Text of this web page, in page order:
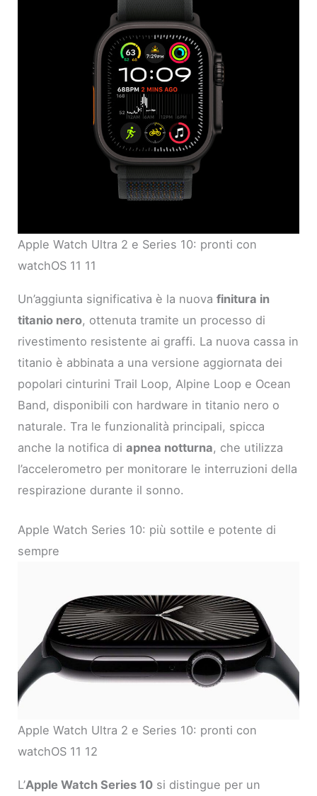
Apple Watch Ultra 2 e Series 10: pronti con
watchOS 11 11
Un’aggiunta significativa è la nuovafinitura in
titanio nero, ottenuta tramite un processo di
rivestimento resistente ai graffi. La nuova cassa in
titanio è abbinata a una versione aggiornata dei
popolari cinturini Trail Loop, Alpine Loop e Ocean
Band, disponibili con hardware in titanio nero o
naturale. Tra le funzionalità principali, spicca
anche la notifica diapnea notturna, che utilizza
l’accelerometro per monitorare le interruzioni della
respirazione durante il sonno.
Apple Watch Series 10: più sottile e potente di
sempre
Apple Watch Ultra 2 e Series 10: pronti con
watchOS 11 12
L’Apple Watch Series 10 si distingue per un